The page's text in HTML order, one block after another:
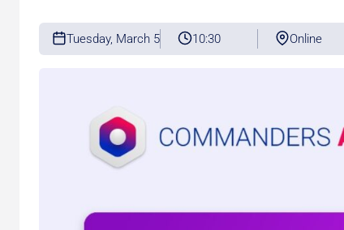
Tuesday, March 5 10:30 Online